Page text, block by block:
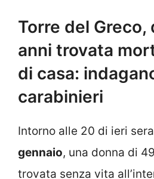
Torre del Greco,
anni trovata
di casa:
carabinieri
Intorno alle 20 di ieri
gennaio, una donna di
trovata senza vita